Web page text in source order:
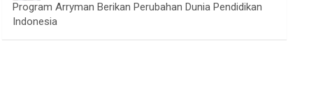
Program Arryman Berikan Perubahan Dunia Pendidikan
Indonesia